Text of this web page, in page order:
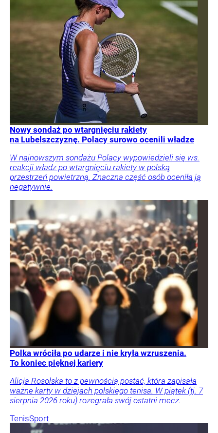
Nowy sondaż po wtargnięciu rakiety
na Lubelszczyznę. Polacy surowo ocenili władze
W najnowszym sondażu Polacy wypowiedzieli się ws.
reakcji władz po wtargnięciu rakiety w polską
przestrzeń powietrzną. Znaczna część osób oceniła ją
negatywnie.
Polka wróciła po udarze i nie kryła wzruszenia.
To koniec pięknej kariery
Alicja Rosolska to z pewnością postać, która zapisała
ważne karty w dziejach polskiego tenisa. W piątek (tj. 7
sierpnia 2026 roku) rozegrała swój ostatni mecz.
TenisSport